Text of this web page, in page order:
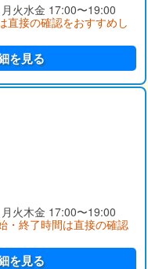
火水金 17:00〜19:00
直接の確認をおすすめし
を見る
火木金 17:00〜19:00
・終了時間は直接の確認
を見る